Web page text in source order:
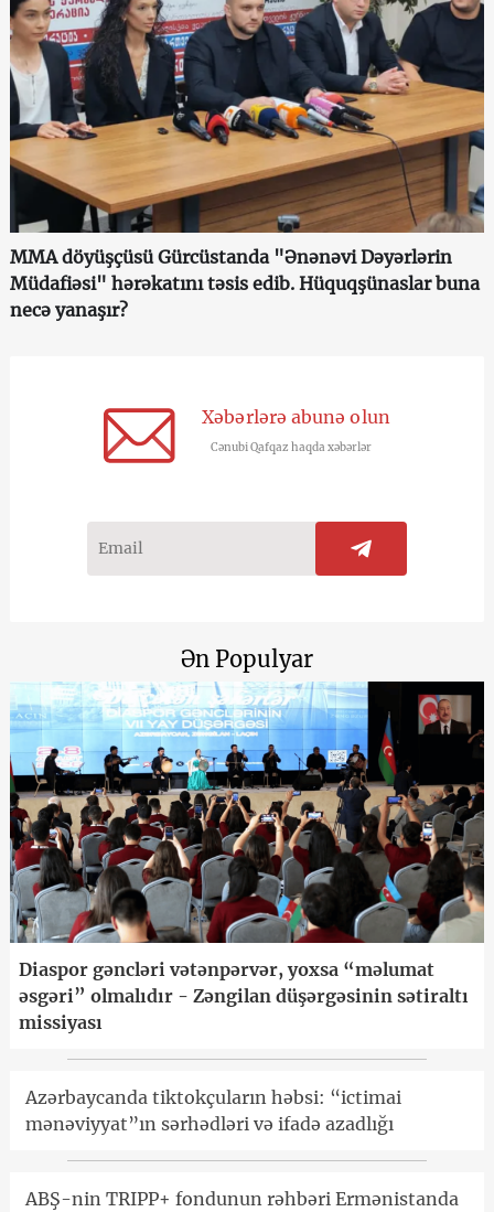
MMA döyüşçüsü Gürcüstanda "Ənənəvi Dəyərlərin
Müdafiəsi" hərəkatını təsis edib. Hüquqşünaslar buna
necə yanaşır?
Xəbərlərə abunə olun
Cənubi Qafqaz haqda xəbərlər
Ən Populyar
Diaspor gəncləri vətənpərvər, yoxsa “məlumat
əsgəri” olmalıdır - Zəngilan düşərgəsinin sətiraltı
missiyası
Azərbaycanda tiktokçuların həbsi: “ictimai
mənəviyyat”ın sərhədləri və ifadə azadlığı
ABŞ-nin TRIPP+ fondunun rəhbəri Ermənistanda